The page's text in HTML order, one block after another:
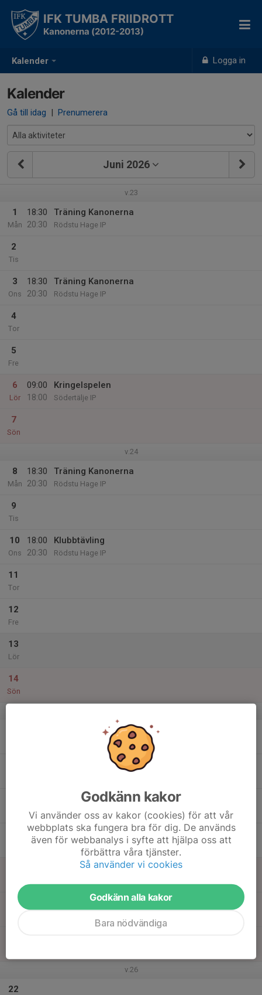
Kalender Logga in
IFK TUMBA FRIIDROTT
Kanonerna (2012-2013)
Kalender
Gå till idag | Prenumerera
Juni 2026
v.23
1
Mån
18:30
20:30
Träning Kanonerna
Rödstu Hage IP
2
Tis
3
Ons
18:30
20:30
Träning Kanonerna
Rödstu Hage IP
4
Tor
5
Fre
6
Lör
09:00
18:00
Kringelspelen
Södertälje IP
7
Sön
v.24
8
Mån
18:30
20:30
Träning Kanonerna
Rödstu Hage IP
9
Tis
10
Ons
18:00
20:30
Klubbtävling
Rödstu Hage IP
11
Tor
12
Fre
13
Lör
14
Sön
20
v.26
22
Godkänn kakor
Vi använder oss av kakor (cookies) för att vår
webbplats ska fungera bra för dig. De används
även för webbanalys i syfte att hjälpa oss att
förbättra våra tjänster.
Så använder vi cookies
Godkänn alla kakor
Bara nödvändiga